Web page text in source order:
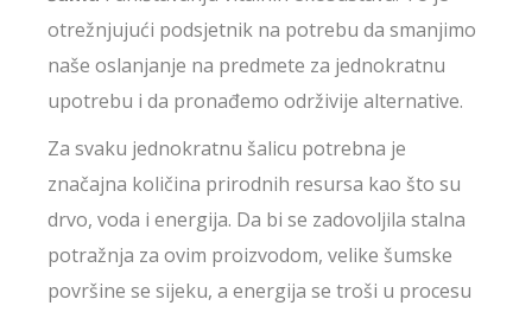
otrežnjujući podsjetnik na potrebu da smanjimo
naše oslanjanje na predmete za jednokratnu
upotrebu i da pronađemo održivije alternative.
Za svaku jednokratnu šalicu potrebna je
značajna količina prirodnih resursa kao što su
drvo, voda i energija. Da bi se zadovoljila stalna
potražnja za ovim proizvodom, velike šumske
površine se sijeku, a energija se troši u procesu